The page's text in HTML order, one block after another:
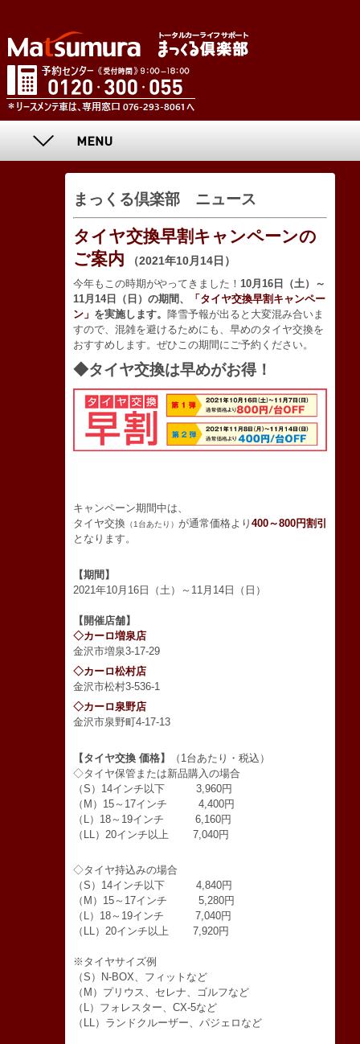
まっくる倶楽部 ニュース
タイヤ交換早割キャンペーンの
ご案内
（2021年10月14日）
今年もこの時期がやってきました！ 10月16日（土）～
11月14日（日）の期間、
「タイヤ交換早割キャンペー
ン」 を実施します。 降雪予報が出ると大変混み合いま
すので、混雑を避けるためにも、早めのタイヤ交換を
おすすめします。ぜひこの期間にご予約ください。
◆タイヤ交換は早めがお得！
キャンペーン期間中は、
タイヤ交換 （1台あたり） が通常価格より 400～800円割引
となります。
【期間】
2021年10月16日（土）～11月14日（日）
【開催店舗】
◇カーロ増泉店
金沢市増泉3-17-29
◇カーロ松村店
金沢市松村3-536-1
◇カーロ泉野店
金沢市泉野町4-17-13
【タイヤ交換 価格】
（1台あたり・税込）
◇タイヤ保管または新品購入の場合
（S）14インチ以下 3,960円
（M）15～17インチ 4,400円
（L）18～19インチ 6,160円
（LL）20インチ以上 7,040円
◇タイヤ持込みの場合
（S）14インチ以下 4,840円
（M）15～17インチ 5,280円
（L）18～19インチ 7,040円
（LL）20インチ以上 7,920円
※タイヤサイズ例
（S）N-BOX、フィットなど
（M）プリウス、セレナ、ゴルフなど
（L）フォレスター、CX-5など
（LL）ランドクルーザー、パジェロなど